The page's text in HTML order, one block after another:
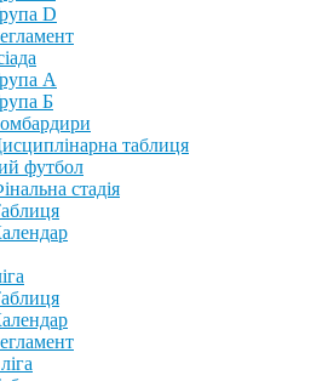
D
А
Б
таблиця
футбол
стадія